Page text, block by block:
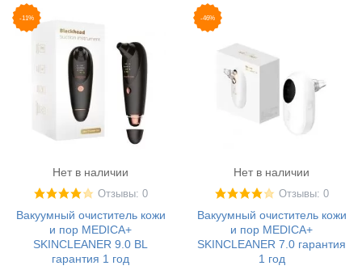
-11%
Нет в наличии
Отзывы: 0
Вакуумный очиститель кожи
и пор MEDICA+
SKINCLEANER 9.0 BL
гарантия 1 год
-46%
Нет в наличии
Отзывы: 0
Вакуумный очиститель кожи
и пор MEDICA+
SKINCLEANER 7.0 гарантия
1 год